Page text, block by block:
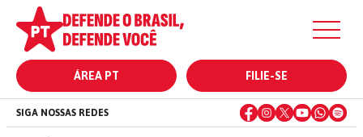
ÁREA PT FILIE-SE
SIGA NOSSAS REDES